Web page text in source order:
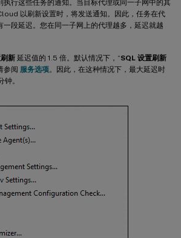
执行这些任务的通知。当目标代理或同一子网中的其
以刷新设置时，将发送通知。因此，任务在代
一段延迟。您在同一子网上的代理越多，延迟就越
新 延迟值的 1.5 倍。默认情况下，“SQL 设置刷新
参阅 服务选项。因此，在这种情况下，最大延迟时
。